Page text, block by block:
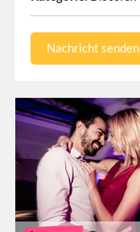
Nachricht senden